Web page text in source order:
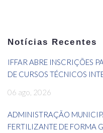
Notícias Recentes
IFFAR ABRE INSCRIÇÕES
DE CURSOS TÉCNICOS
06 ago, 2026
ADMINISTRAÇÃO
FERTILIZANTE DE FORMA